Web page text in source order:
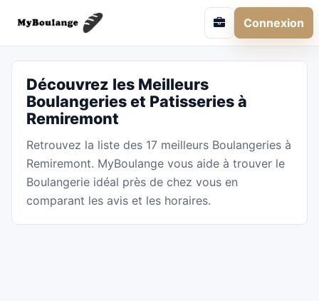
Connexion
Découvrez les Meilleurs
Boulangeries et Patisseries à
Remiremont
Retrouvez la liste des 17 meilleurs Boulangeries à
Remiremont. MyBoulange vous aide à trouver le
Boulangerie idéal près de chez vous en
comparant les avis et les horaires.